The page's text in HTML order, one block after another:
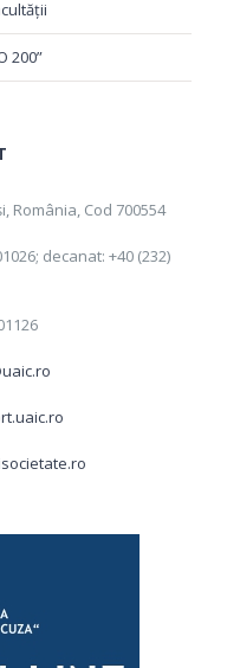
200”
România, Cod 700554
decanat: +40 (232)